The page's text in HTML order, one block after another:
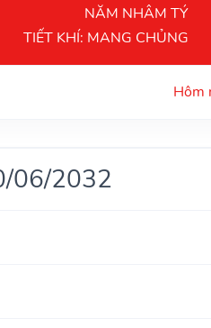
NĂM NHÂM TÝ
TIẾT KHÍ: MANG CHỦNG
Hôm
06/2032